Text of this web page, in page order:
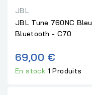
JBL
JBL Tune 760NC Bleu
Bluetooth - C70
69,00 €
En stock 1 Produits